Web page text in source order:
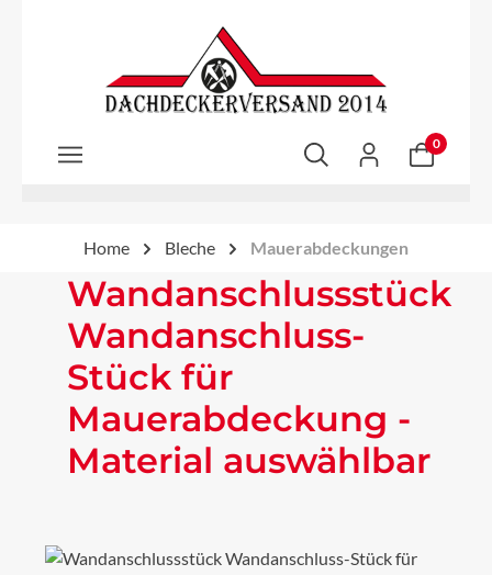
Zum Hauptinhalt springen
0
Home Bleche Mauerabdeckungen
Wandanschlussstück
Wandanschluss-
Stück für
Mauerabdeckung -
Material auswählbar
Bildergalerie überspringen